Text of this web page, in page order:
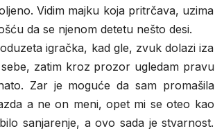
Vidim majku koja pritrčava, uzima
da se njenom detetu nešto desi.
igračka, kad gle, zvuk dolazi iza
zatim kroz prozor ugledam pravu
Zar je moguće da sam promašila
a ne on meni, opet mi se oteo kao
sanjarenje, a ovo sada je stvarnost.